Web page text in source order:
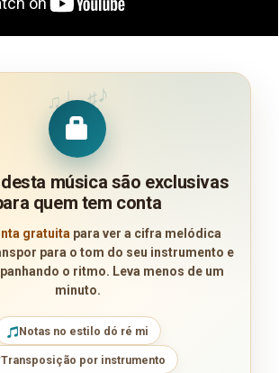
♫♩♯♪
música são exclusivas
quem tem conta
gratuita para ver a cifra melódica
para o tom do seu instrumento e
o ritmo. Leva menos de um
minuto.
Notas no estilo dó ré mi
Transposição por instrumento